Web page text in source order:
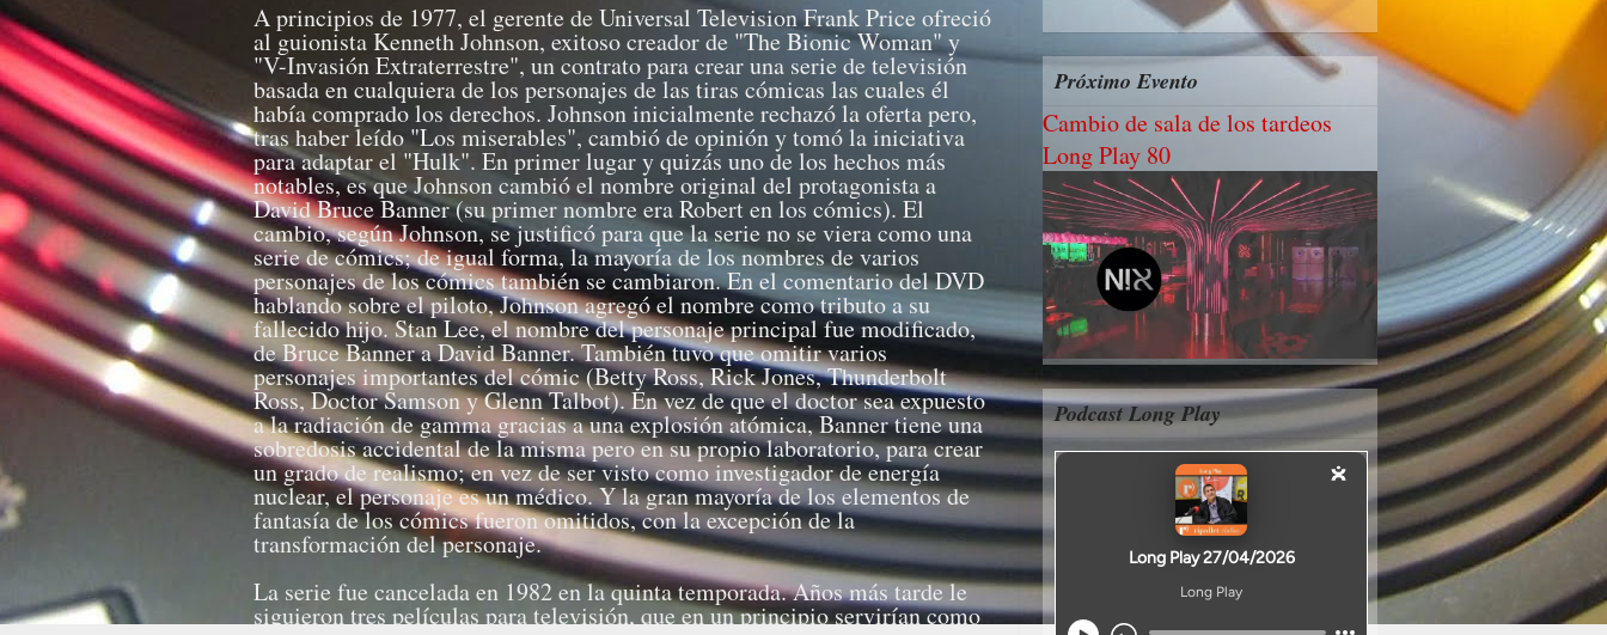
A principios de 1977, el gerente de Universal Television Frank Price ofreció
al guionista Kenneth Johnson, exitoso creador de "The Bionic Woman" y
"V-Invasión Extraterrestre", un contrato para crear una serie de televisión
basada en cualquiera de los personajes de las tiras cómicas las cuales él
había comprado los derechos. Johnson inicialmente rechazó la oferta pero,
tras haber leído "Los miserables", cambió de opinión y tomó la iniciativa
para adaptar el "Hulk". En primer lugar y quizás uno de los hechos más
notables, es que Johnson cambió el nombre original del protagonista a
David Bruce Banner (su primer nombre era Robert en los cómics). El
cambio, según Johnson, se justificó para que la serie no se viera como una
serie de cómics; de igual forma, la mayoría de los nombres de varios
personajes de los cómics también se cambiaron. En el comentario del DVD
hablando sobre el piloto, Johnson agregó el nombre como tributo a su
fallecido hijo. Stan Lee, el nombre del personaje principal fue modificado,
de Bruce Banner a David Banner. También tuvo que omitir varios
personajes importantes del cómic (Betty Ross, Rick Jones, Thunderbolt
Ross, Doctor Samson y Glenn Talbot). En vez de que el doctor sea expuesto
a la radiación de gamma gracias a una explosión atómica, Banner tiene una
sobredosis accidental de la misma pero en su propio laboratorio, para crear
un grado de realismo; en vez de ser visto como investigador de energía
nuclear, el personaje es un médico. Y la gran mayoría de los elementos de
fantasía de los cómics fueron omitidos, con la excepción de la
transformación del personaje.
La serie fue cancelada en 1982 en la quinta temporada. Años más tarde le
siguieron tres películas para televisión, que en un principio servirían como
Próximo Evento
Cambio de sala de los tardeos
Long Play 80
Podcast Long Play